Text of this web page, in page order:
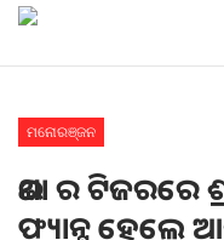
ମନୋରଞ୍ଜନ
ଇଥା ର ଟିଜରରେ
ଫ୍ୟାନ୍ସ ହେଲେ